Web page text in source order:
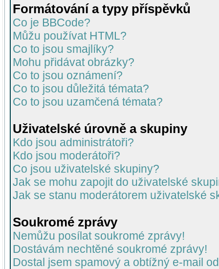
Formátování a typy příspěvků
Co je BBCode?
Můžu používat HTML?
Co to jsou smajlíky?
Mohu přidávat obrázky?
Co to jsou oznámení?
Co to jsou důležitá témata?
Co to jsou uzamčená témata?
Uživatelské úrovně a skupiny
Kdo jsou administrátoři?
Kdo jsou moderátoři?
Co jsou uživatelské skupiny?
Jak se mohu zapojit do uživatelské
Jak se stanu moderátorem uživatelské
Soukromé zprávy
Nemůžu posílat soukromé zprávy!
Dostávám nechtěné soukromé zprávy!
Dostal jsem spamový a obtížný e-mail